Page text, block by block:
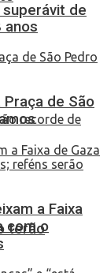
de
terão
anos
de São
a Faixa
com o